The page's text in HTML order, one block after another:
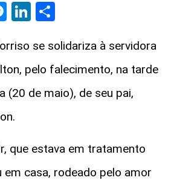
Messenger
LinkedIn
se solidariza à servidora
pelo falecimento, na tarde
(20 de maio), de seu pai,
que estava em tratamento
em casa, rodeado pelo amor